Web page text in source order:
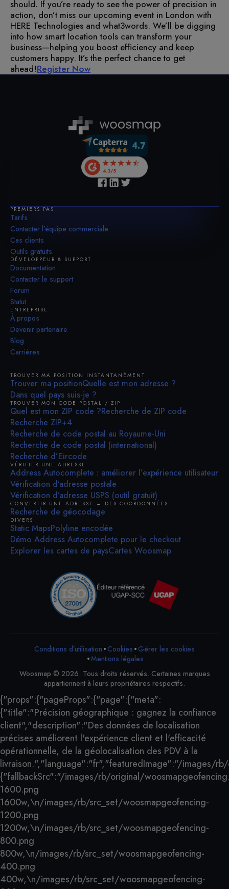
should. If you’re ready to see the power of precision in
action, don’t miss our upcoming event in London with
HERE Technologies and what3words. We’ll be digging
into how smart location tools can transform your
business—helping you boost efficiency and keep
customers happy. It’s the perfect chance to get
ahead!Register Now
PREMIERS PAS
Tarifs
Contacter l’équipe commerciale
Cas clients
Outils gratuits
DÉVELOPPEUR & SUPPORT
Documentation
Contacter le support
Forum
Statut
ENTREPRISE
À propos
Devenir partenaire
Blog
Carrières
TROUVER MA POSITION INSTANTANÉMENT
Trouver ma positionQuelle est mon adresse ?
Dans quel pays suis-je ?
TROUVER MON CODE POSTAL / ZIP
Quel est mon ZIP code ?Recherche de ZIP code
Recherche ZIP+4
Recherche de code postal au Royaume-Uni
Recherche de code postal (international)
Recherche d’Eircode
VÉRIFIER UNE ADRESSE
Address Autocomplete : améliorer l’expérience utilisateur
Vérification d’adresse postale
Vérification d’adresse USPS (outil gratuit)
CONVERTIR UNE ADRESSE ↔ DES COORDONNÉES
Recherche de géocodage
DIVERS
Static MapsPolyline encodée
Démo Address Autocomplete pour le checkout
Explorer les cartes de paysCartes Woosmap
Conditions d’utilisation •Cookies •Gérer les cookies
•Mentions légales
Woosmap © 2026. Tous droits réservés. Certaines marques
appartiennent à leurs propriétaires respectifs.